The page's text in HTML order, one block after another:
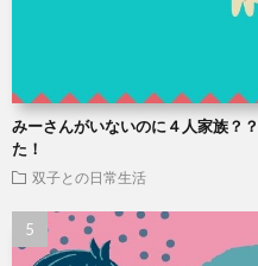
みーさんがいないのに４人家族？
た！
双子との日常生活